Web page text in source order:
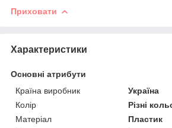
Приховати
Характеристики
Основні атрибути
Країна виробник
Україна
Колір
Різні
Матеріал
Пластик